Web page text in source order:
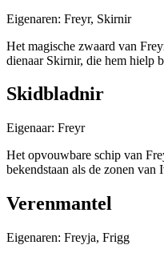
Eigenaren: Freyr, Skirnir
Het magische zwaard van
dienaar Skirnir, die hem hielp
Skidbladnir
Eigenaar: Freyr
Het opvouwbare schip van
bekendstaan als de zonen van
Verenmantel
Eigenaren: Freyja, Frigg